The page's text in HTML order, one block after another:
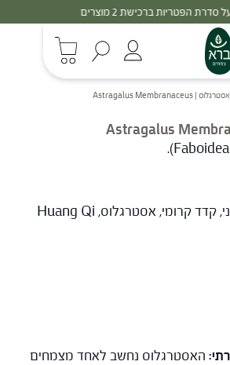
30% - הנחה על סדרת הפטריות ברכישת 3 מוצרים
אסטרגלוס | Astragalus Membranaceus
: קדד סיני, קדד קרומי, אסטרגלוס, Huang Qi
האסטרגלוס נחשב לאחד מצמחים